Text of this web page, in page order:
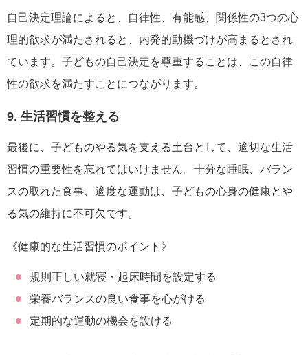
自己決定理論によると、自律性、有能感、関係性の3つの心
理的欲求が満たされると、内発的動機づけが高まるとされ
ています。子どもの自己決定を尊重することは、この自律
性の欲求を満たすことにつながります。
9. 生活習慣を整える
最後に、子どものやる気を支える土台として、適切な生活
習慣の重要性を忘れてはいけません。十分な睡眠、バラン
スの取れた食事、適度な運動は、子どもの心身の健康とや
る気の維持に不可欠です。
《健康的な生活習慣のポイント》
規則正しい就寝・起床時間を設定する
栄養バランスの良い食事を心がける
定期的な運動の機会を設ける